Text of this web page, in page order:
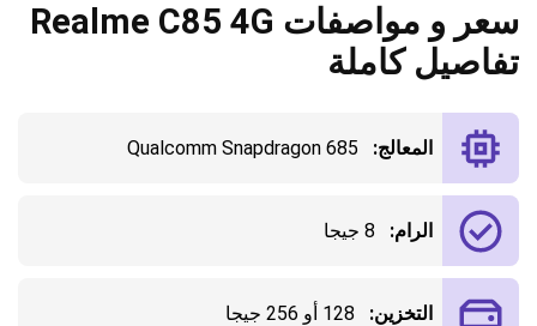
سعر و مواصفات Realme C85 4G
تفاصيل كاملة
المعالج: Qualcomm Snapdragon 685
الرام: 8 جيجا
التخزين: 128 أو 256 جيجا